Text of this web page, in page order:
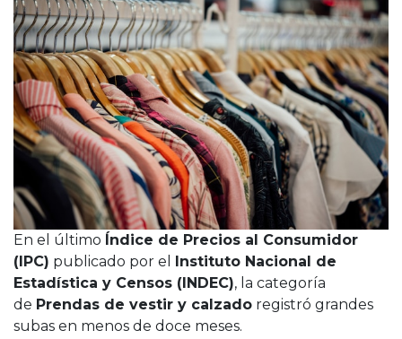
En el último Índice de Precios al Consumidor
(IPC) publicado por el Instituto Nacional de
Estadística y Censos (INDEC), la categoría
de Prendas de vestir y calzado registró grandes
subas en menos de doce meses.